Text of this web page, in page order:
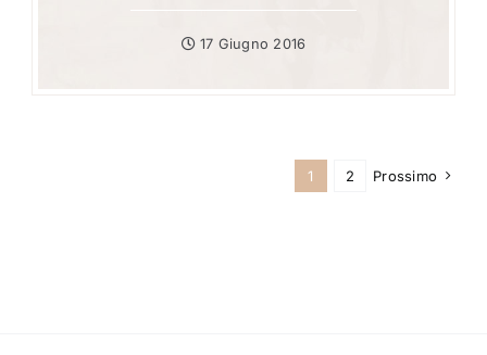
17 Giugno 2016
1 2 Prossimo